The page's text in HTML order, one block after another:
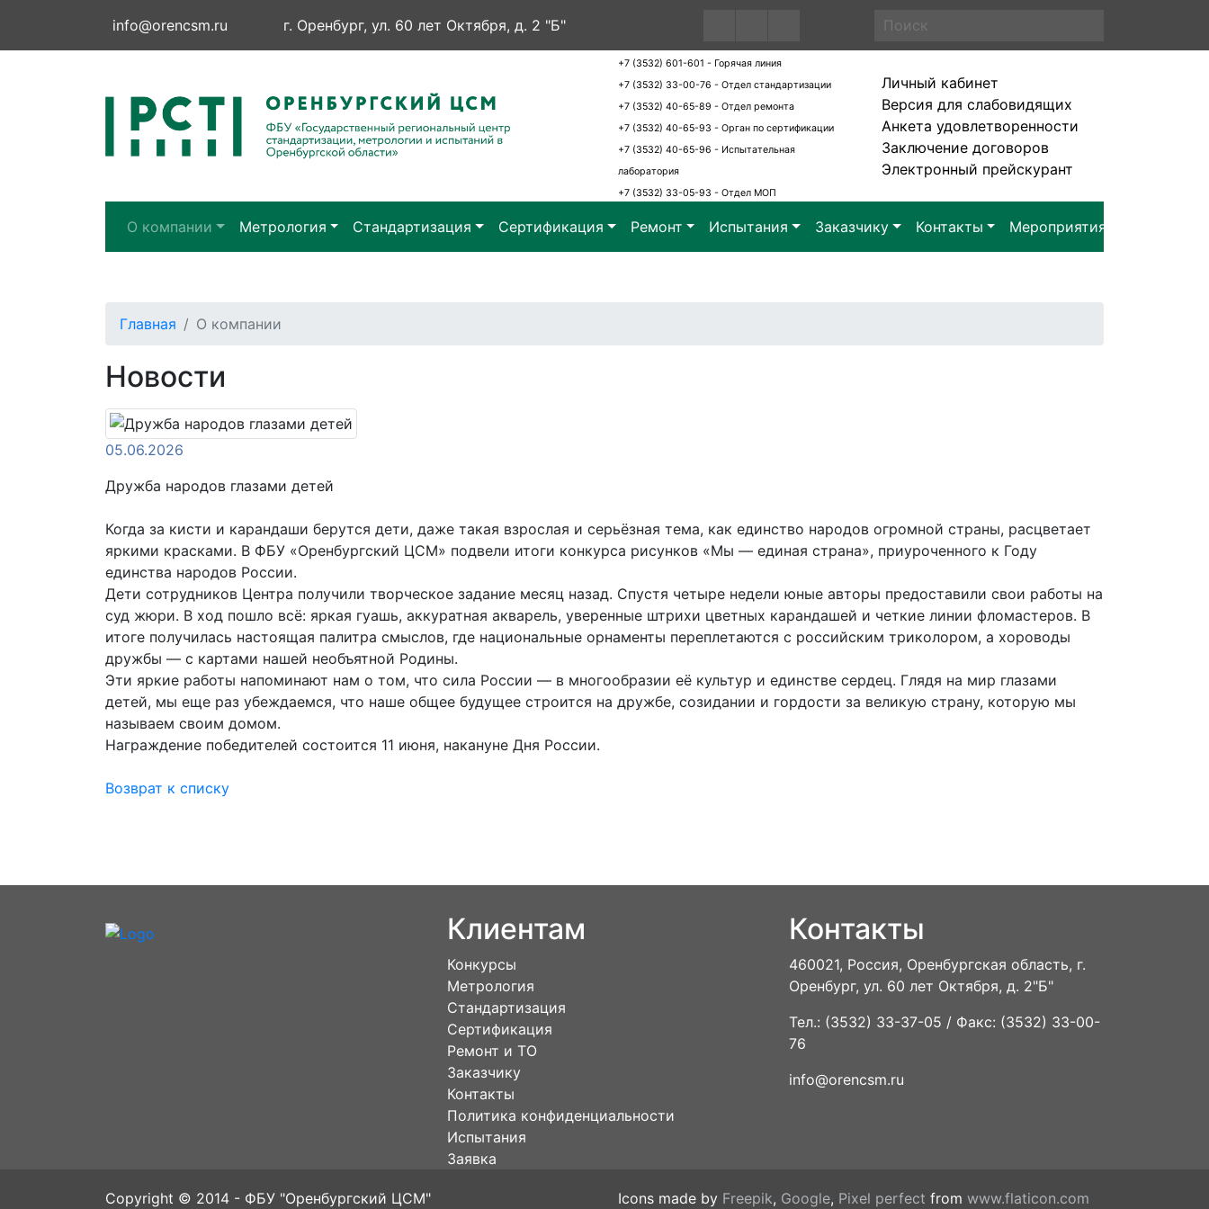
info@orencsm.ru г. Оренбург, ул. 60 лет Октября, д. 2 "Б"
+7 (3532) 601-601 - Горячая линия
+7 (3532) 33-00-76 - Отдел стандартизации
+7 (3532) 40-65-89 - Отдел ремонта
+7 (3532) 40-65-93 - Орган по сертификации
+7 (3532) 40-65-96 - Испытательная
лаборатория
+7 (3532) 33-05-93 - Отдел МОП
Личный кабинет
Версия для слабовидящих
Анкета удовлетворенности
Заключение договоров
Электронный прейскурант
О компании Метрология Стандартизация Сертификация Ремонт Испытания Заказчику Контакты Мероприятия
Главная О компании
Новости
05.06.2026
Дружба народов глазами детей
Когда за кисти и карандаши берутся дети, даже такая взрослая и серьёзная тема, как единство народов огромной страны, расцветает
яркими красками. В ФБУ «Оренбургский ЦСМ» подвели итоги конкурса рисунков «Мы — единая страна», приуроченного к Году
единства народов России.
Дети сотрудников Центра получили творческое задание месяц назад. Спустя четыре недели юные авторы предоставили свои работы на
суд жюри. В ход пошло всё: яркая гуашь, аккуратная акварель, уверенные штрихи цветных карандашей и четкие линии фломастеров. В
итоге получилась настоящая палитра смыслов, где национальные орнаменты переплетаются с российским триколором, а хороводы
дружбы — с картами нашей необъятной Родины.
Эти яркие работы напоминают нам о том, что сила России — в многообразии её культур и единстве сердец. Глядя на мир глазами
детей, мы еще раз убеждаемся, что наше общее будущее строится на дружбе, созидании и гордости за великую страну, которую мы
называем своим домом.
Награждение победителей состоится 11 июня, накануне Дня России.
Возврат к списку
Клиентам
Конкурсы
Метрология
Стандартизация
Сертификация
Ремонт и ТО
Заказчику
Контакты
Политика конфиденциальности
Испытания
Заявка
Контакты
460021, Россия, Оренбургская область, г.
Оренбург, ул. 60 лет Октября, д. 2"Б"
Тел.: (3532) 33-37-05 / Факс: (3532) 33-00-
76
info@orencsm.ru
Copyright © 2014 - ФБУ "Оренбургский ЦСМ" Icons made by Freepik, Google, Pixel perfect from www.flaticon.com